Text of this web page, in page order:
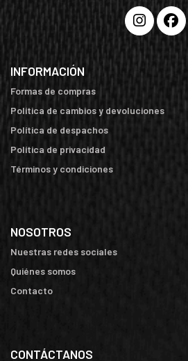
INFORMACIÓN
Formas de compras
Política de cambios y devoluciones
Política de despachos
Política de privacidad
Términos y condiciones
NOSOTROS
Nuestras redes sociales
Quiénes somos
Contacto
CONTÁCTANOS